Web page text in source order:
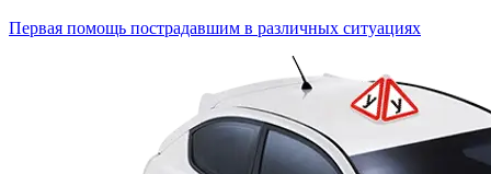
Первая помощь пострадавшим в различных ситуациях